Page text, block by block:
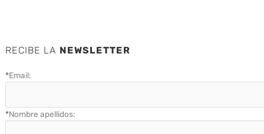
RECIBE LA NEWSLETTER
*Email:
*Nombre apellidos: